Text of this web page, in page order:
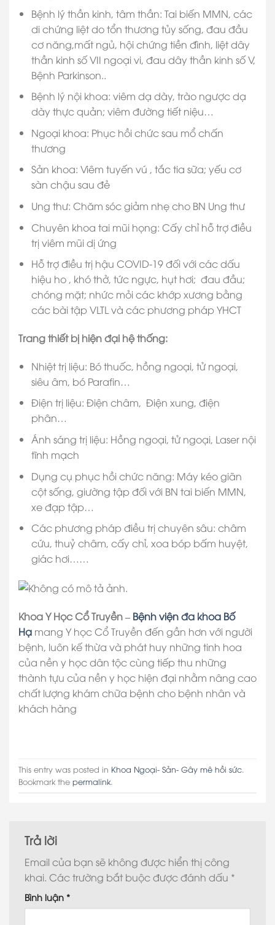
Bệnh lý thần kinh, tâm thần: Tai biến MMN, các
di chứng liệt do tổn thương tủy sống, đau đầu
cơ năng,mất ngủ, hội chứng tiền đình, liệt dây
thần kinh số VII ngoại vi, đau dây thần kinh số V,
Bệnh Parkinson..
Bệnh lý nội khoa: viêm dạ dày, trào ngược dạ
dày thực quản; viêm đường tiết niệu…
Ngoại khoa: Phục hồi chức sau mổ chấn
thương
Sản khoa: Viêm tuyến vú , tắc tia sữa; yếu cơ
sàn chậu sau đẻ
Ung thư: Chăm sóc giảm nhẹ cho BN Ung thư
Chuyên khoa tai mũi họng: Cấy chỉ hỗ trợ điều
trị viêm mũi dị ứng
Hỗ trợ điều trị hậu COVID-19 đối với các dấu
hiệu ho , khó thở, tức ngực, hụt hơi; đau đầu;
chóng mặt; nhức mỏi các khớp xương bằng
các bài tập VLTL và các phương pháp YHCT
Trang thiết bị hiện đại hệ thống:
Nhiệt trị liệu: Bó thuốc, hồng ngoại, tử ngoại,
siêu âm, bó Parafin…
Điện trị liệu: Điện châm, Điện xung, điện
phân…
Ánh sáng trị liệu: Hồng ngoại, tử ngoại, Laser nội
tĩnh mạch
Dụng cụ phục hồi chức năng: Máy kéo giãn
cột sống, giường tập đối với BN tai biến MMN,
xe đạp tập…
Các phương pháp điều trị chuyên sâu: châm
cứu, thuỷ châm, cấy chỉ, xoa bóp bấm huyệt,
giác hơi……
Khoa Y Học Cổ Truyền – Bệnh viện đa khoa Bố
Hạ mang Y học Cổ Truyền đến gần hơn với người
bệnh, luôn kế thừa và phát huy những tinh hoa
của nền y học dân tộc cùng tiếp thu những
thành tựu của nền y học hiện đại nhằm nâng cao
chất lượng khám chữa bệnh cho bệnh nhân và
khách hàng
This entry was posted in Khoa Ngoại- Sản- Gây mê hồi sức.
Bookmark the permalink.
Trả lời
Email của bạn sẽ không được hiển thị công
khai. Các trường bắt buộc được đánh dấu *
Bình luận *